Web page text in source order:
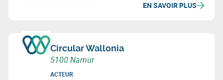
EN SAVOIR PLUS
Circular Wallonia
5100 Namur
ACTEUR